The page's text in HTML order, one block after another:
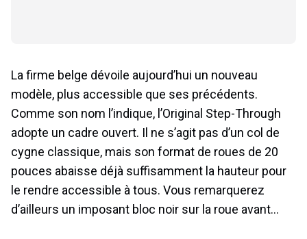
La firme belge dévoile aujourd’hui un nouveau
modèle, plus accessible que ses précédents.
Comme son nom l’indique, l’Original Step-Through
adopte un cadre ouvert. Il ne s’agit pas d’un col de
cygne classique, mais son format de roues de 20
pouces abaisse déjà suffisamment la hauteur pour
le rendre accessible à tous. Vous remarquerez
d’ailleurs un imposant bloc noir sur la roue avant…